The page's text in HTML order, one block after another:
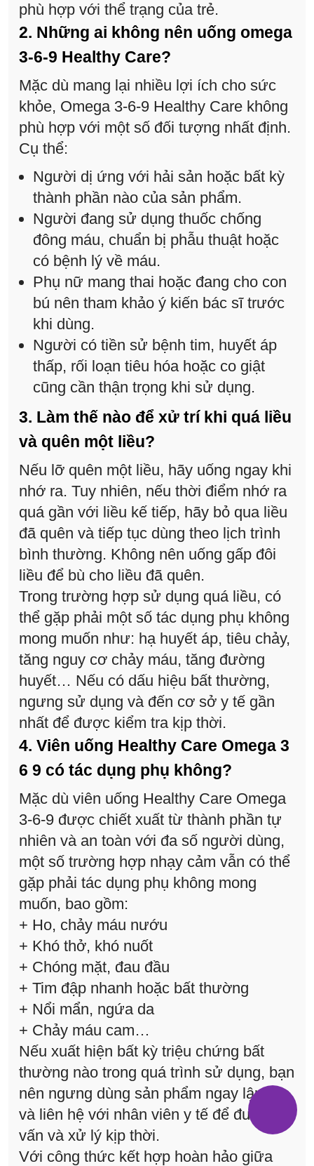
phù hợp với thể trạng của trẻ.
2. Những ai không nên uống omega
3-6-9 Healthy Care?
Mặc dù mang lại nhiều lợi ích cho sức
khỏe, Omega 3-6-9 Healthy Care không
phù hợp với một số đối tượng nhất định.
Cụ thể:
Người dị ứng với hải sản hoặc bất kỳ
thành phần nào của sản phẩm.
Người đang sử dụng thuốc chống
đông máu, chuẩn bị phẫu thuật hoặc
có bệnh lý về máu.
Phụ nữ mang thai hoặc đang cho con
bú nên tham khảo ý kiến bác sĩ trước
khi dùng.
Người có tiền sử bệnh tim, huyết áp
thấp, rối loạn tiêu hóa hoặc co giật
cũng cần thận trọng khi sử dụng.
3. Làm thế nào để xử trí khi quá liều
và quên một liều?
Nếu lỡ quên một liều, hãy uống ngay khi
nhớ ra. Tuy nhiên, nếu thời điểm nhớ ra
quá gần với liều kế tiếp, hãy bỏ qua liều
đã quên và tiếp tục dùng theo lịch trình
bình thường. Không nên uống gấp đôi
liều để bù cho liều đã quên.
Trong trường hợp sử dụng quá liều, có
thể gặp phải một số tác dụng phụ không
mong muốn như: hạ huyết áp, tiêu chảy,
tăng nguy cơ chảy máu, tăng đường
huyết… Nếu có dấu hiệu bất thường,
ngưng sử dụng và đến cơ sở y tế gần
nhất để được kiểm tra kịp thời.
4. Viên uống Healthy Care Omega 3
6 9 có tác dụng phụ không?
Mặc dù viên uống Healthy Care Omega
3-6-9 được chiết xuất từ thành phần tự
nhiên và an toàn với đa số người dùng,
một số trường hợp nhạy cảm vẫn có thể
gặp phải tác dụng phụ không mong
muốn, bao gồm:
+ Ho, chảy máu nướu
+ Khó thở, khó nuốt
+ Chóng mặt, đau đầu
+ Tim đập nhanh hoặc bất thường
+ Nổi mẩn, ngứa da
+ Chảy máu cam…
Nếu xuất hiện bất kỳ triệu chứng bất
thường nào trong quá trình sử dụng, bạn
nên ngưng dùng sản phẩm ngay lập tức
và liên hệ với nhân viên y tế để được tư
vấn và xử lý kịp thời.
Với công thức kết hợp hoàn hảo giữa